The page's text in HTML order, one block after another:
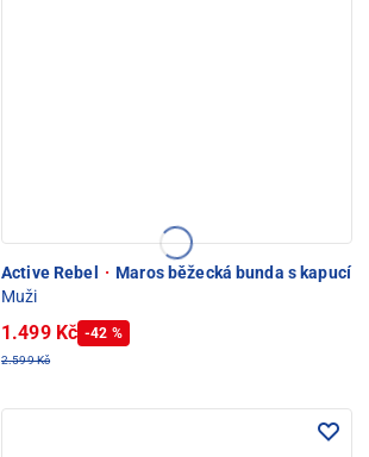
Active Rebel · Maros běžecká bunda s kapucí
Muži
1.499 Kč -42 %
2.599 Kč